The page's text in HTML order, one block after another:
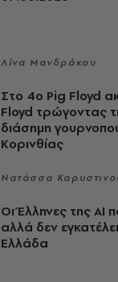
Λίνα Μανδράκου
Στο 4ο Pig Floyd
Floyd τρώγοντας
διάσημη
Κορινθίας
Νατάσσα
Οι Έλληνες της ΑΙ
αλλά δεν
Ελλάδα